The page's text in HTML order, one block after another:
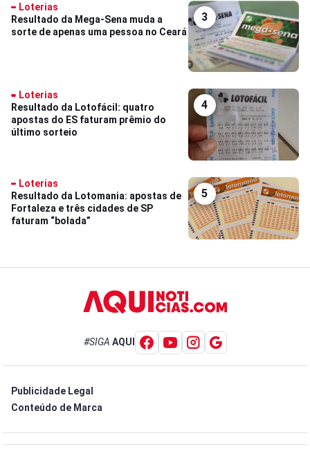
3
Loterias
Resultado da Mega-Sena muda a
sorte de apenas uma pessoa no Ceará
4
Loterias
Resultado da Lotofácil: quatro
apostas do ES faturam prêmio do
último sorteio
5
Loterias
Resultado da Lotomania: apostas de
Fortaleza e três cidades de SP
faturam “bolada”
#SIGA AQUI
Publicidade Legal
Conteúdo de Marca